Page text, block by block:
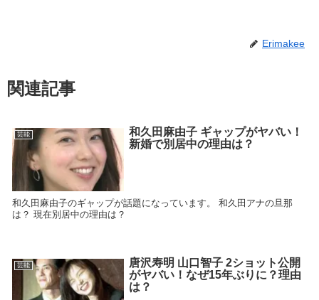
Erimakee
関連記事
芸能
和久田麻由子 ギャップがヤバい！
新婚で別居中の理由は？
和久田麻由子のギャップが話題になっています。 和久田アナの旦那
は？ 現在別居中の理由は？
芸能
唐沢寿明 山口智子 2ショット公開
がヤバい！なぜ15年ぶりに？理由
は？